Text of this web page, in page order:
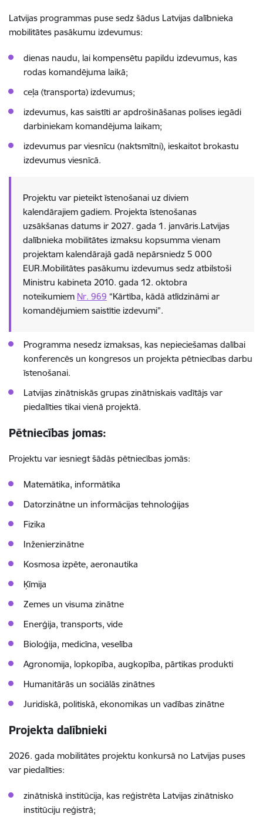
Latvijas programmas puse sedz šādus Latvijas dalībnieka
mobilitātes pasākumu izdevumus:
dienas naudu, lai kompensētu papildu izdevumus, kas
rodas komandējuma laikā;
ceļa (transporta) izdevumus;
izdevumus, kas saistīti ar apdrošināšanas polises iegādi
darbiniekam komandējuma laikam;
izdevumus par viesnīcu (naktsmītni), ieskaitot brokastu
izdevumus viesnīcā.
Projektu var pieteikt īstenošanai uz diviem
kalendārajiem gadiem. Projekta īstenošanas
uzsākšanas datums ir 2027. gada 1. janvāris.Latvijas
dalībnieka mobilitātes izmaksu kopsumma vienam
projektam kalendārajā gadā nepārsniedz 5 000
EUR.Mobilitātes pasākumu izdevumus sedz atbilstoši
Ministru kabineta 2010. gada 12. oktobra
noteikumiem Nr. 969 “Kārtība, kādā atlīdzināmi ar
komandējumiem saistītie izdevumi”.
Programma nesedz izmaksas, kas nepieciešamas dalībai
konferencēs un kongresos un projekta pētniecības darbu
īstenošanai.
Latvijas zinātniskās grupas zinātniskais vadītājs var
piedalīties tikai vienā projektā.
Pētniecības jomas:
Projektu var iesniegt šādās pētniecības jomās:
Matemātika, informātika
Datorzinātne un informācijas tehnoloģijas
Fizika
Inženierzinātne
Kosmosa izpēte, aeronautika
Ķīmija
Zemes un visuma zinātne
Enerģija, transports, vide
Bioloģija, medicīna, veselība
Agronomija, lopkopība, augkopība, pārtikas produkti
Humanitārās un sociālās zinātnes
Juridiskā, politiskā, ekonomikas un vadības zinātne
Projekta dalībnieki
2026. gada mobilitātes projektu konkursā no Latvijas puses
var piedalīties:
zinātniskā institūcija, kas reģistrēta Latvijas zinātnisko
institūciju reģistrā;